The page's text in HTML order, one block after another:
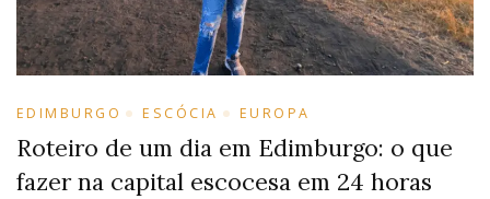
EDIMBURGO ESCÓCIA EUROPA
Roteiro de um dia em Edimburgo: o que
fazer na capital escocesa em 24 horas